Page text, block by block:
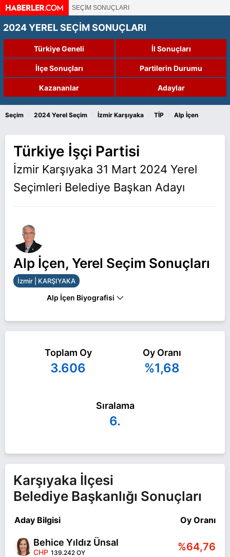
SEÇİM SONUÇLARI
2024 YEREL SEÇİM SONUÇLARI
Türkiye Geneli İl Sonuçları
İlçe Sonuçları Partilerin Durumu
Kazananlar Adaylar
Seçim 2024 Yerel Seçim İzmir Karşıyaka TİP Alp İçen
Türkiye İşçi Partisi
İzmir Karşıyaka 31 Mart 2024 Yerel
Seçimleri Belediye Başkan Adayı
Alp İçen, Yerel Seçim Sonuçları
İzmir | KARŞIYAKA
Alp İçen Biyografisi
olarak TİP ile 31 Mart 2024 yerel seçimlerinde
yarışıyor. Alp İçen ile ilgili daha fazla bilgi için
İçen Haberleri
sayfamızı ziyaret edin.
Toplam Oy
3.606
Oy Oranı
%1,68
Sıralama
6.
Karşıyaka İlçesi
Belediye Başkanlığı Sonuçları
Aday Bilgisi Oy Oranı
Behice Yıldız Ünsal
CHP 139.242 OY %64,76